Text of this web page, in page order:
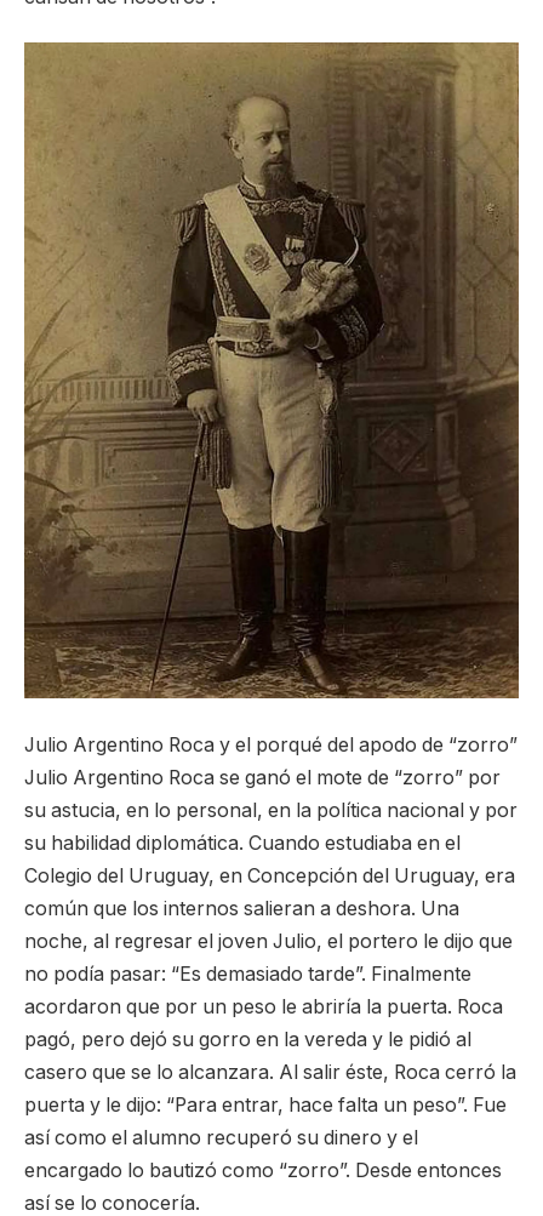
Julio Argentino Roca y el porqué del apodo de “zorro”
Julio Argentino Roca se ganó el mote de “zorro” por
su astucia, en lo personal, en la política nacional y por
su habilidad diplomática. Cuando estudiaba en el
Colegio del Uruguay, en Concepción del Uruguay, era
común que los internos salieran a deshora. Una
noche, al regresar el joven Julio, el portero le dijo que
no podía pasar: “Es demasiado tarde”. Finalmente
acordaron que por un peso le abriría la puerta. Roca
pagó, pero dejó su gorro en la vereda y le pidió al
casero que se lo alcanzara. Al salir éste, Roca cerró la
puerta y le dijo: “Para entrar, hace falta un peso”. Fue
así como el alumno recuperó su dinero y el
encargado lo bautizó como “zorro”. Desde entonces
así se lo conocería.